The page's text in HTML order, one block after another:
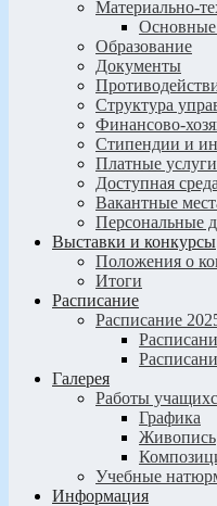
Материально-
Основные
Образование
Документы
Структура
Финансово-
Стипендии и
Платные услуги
Доступная среда
Вакантные
Персональные
Выставки и конкурсы
Положения о
Итоги
Расписание
Расписание
Галерея
Работы
Графика
Живопись
Учебные
Информация